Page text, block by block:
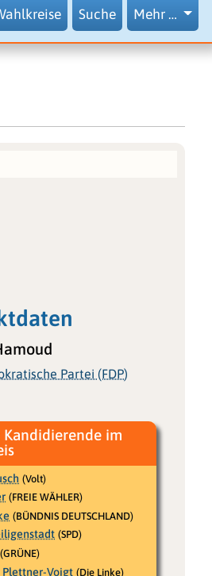
Suche Mehr …
Partei (FDP)
Kandidierende im
(Volt)
(FREIE WÄHLER)
(BÜNDNIS DEUTSCHLAND)
(SPD)
(GRÜNE)
Plettner-Voigt (Die Linke)